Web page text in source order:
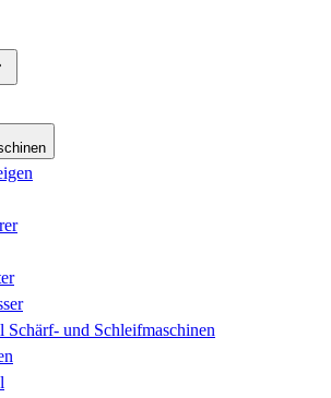
Schärf- und Schleifmaschinen